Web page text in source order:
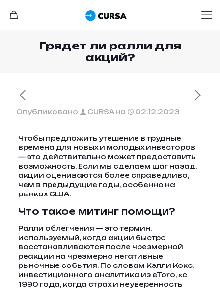
Грядет ли ралли для
акций?
Опубликовано CURSA на 02.12.2023
Чтобы предложить утешение в трудные
времена для новых и молодых инвесторов
— это действительно может предоставить
возможность. Если мы сделаем шаг назад,
акции оцениваются более справедливо,
чем в предыдущие годы, особенно на
рынках США.
Что такое митинг помощи?
Ралли облегчения — это термин,
используемый, когда акции быстро
восстанавливаются после чрезмерной
реакции на чрезмерно негативные
рыночные события. По словам Кэлли Кокс,
инвестиционного аналитика из eToro, «с
1990 года, когда страх и неуверенность